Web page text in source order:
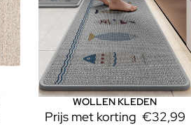
UitverkoopWOLLEN KLEDEN
Prijs met korting €32,99